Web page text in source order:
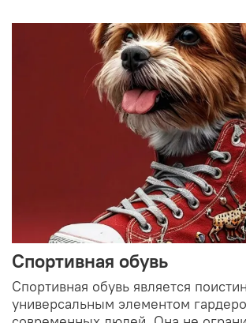
Спортивная обувь
Спортивная обувь является
универсальным элементом